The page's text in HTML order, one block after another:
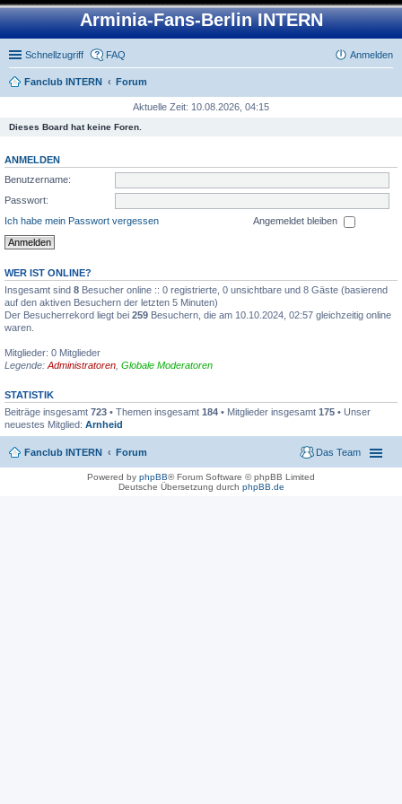
Arminia-Fans-Berlin INTERN
Schnellzugriff FAQ Anmelden
Fanclub INTERN Forum
Aktuelle Zeit: 10.08.2026, 04:15
Dieses Board hat keine Foren.
ANMELDEN
Benutzername:
Passwort:
Ich habe mein Passwort vergessen
Angemeldet bleiben
WER IST ONLINE?
Insgesamt sind 8 Besucher online :: 0 registrierte, 0 unsichtbare und 8 Gäste (basierend
auf den aktiven Besuchern der letzten 5 Minuten)
Der Besucherrekord liegt bei 259 Besuchern, die am 10.10.2024, 02:57 gleichzeitig online
waren.
Mitglieder: 0 Mitglieder
Legende: Administratoren Globale Moderatoren
STATISTIK
Beiträge insgesamt 723 • Themen insgesamt 184 • Mitglieder insgesamt 175 • Unser
neuestes Mitglied: Arnheid
Fanclub INTERN Forum Das Team
Powered by phpBB® Forum Software © phpBB Limited
Deutsche Übersetzung durch phpBB.de